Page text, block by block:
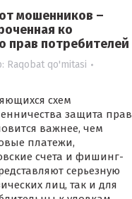
мошенников –
ко
прав потребителей
Raqobat qo'mitasi
схем
защита прав
важнее, чем
платежи,
счета и фишинг-
серьезную
лиц, так и для